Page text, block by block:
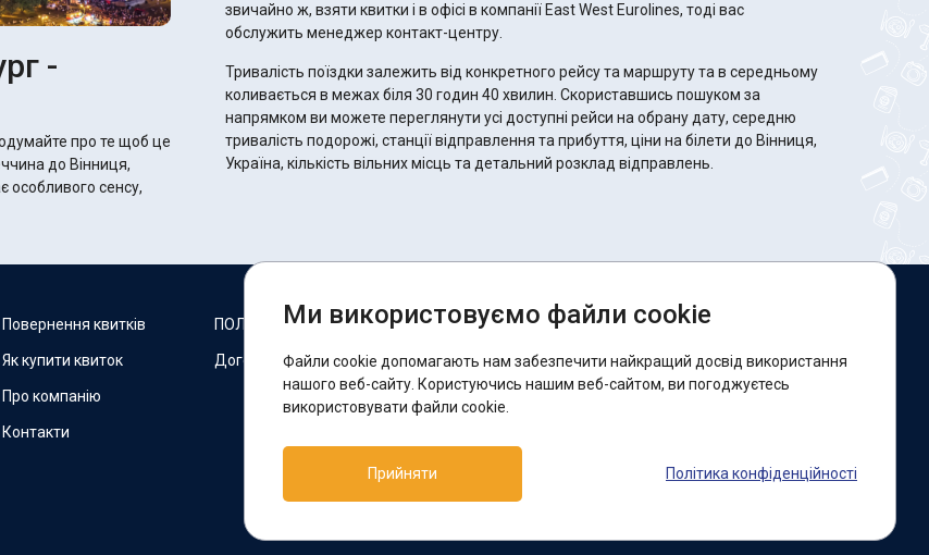
-
про те щоб це
до Вінниця,
особливого сенсу,
звичайно ж, взяти квитки і в офісі в компанії East West Eurolines, тоді вас
обслужить менеджер контакт-центру.
Тривалість поїздки залежить від конкретного рейсу та маршруту та в середньому
коливається в межах біля 30 годин 40 хвилин. Скориставшись пошуком за
напрямком ви можете переглянути усі доступні рейси на обрану дату, середню
тривалість подорожі, станції відправлення та прибуття, ціни на білети до Вінниця,
Україна, кількість вільних місць та детальний розклад відправлень.
Повернення квитків
Як купити квиток
Про компанію
Контакти
ПОЛІТИКА COOKIES
Договір оферти
Ми в соцмережах:
Facebook
Підтримка:
Telegram-бот
Ми використовуємо файли cookie
Файли cookie допомагають нам забезпечити найкращий досвід використання
нашого веб-сайту. Користуючись нашим веб-сайтом, ви погоджуєтесь
використовувати файли cookie.
Прийняти Політика конфіденційності